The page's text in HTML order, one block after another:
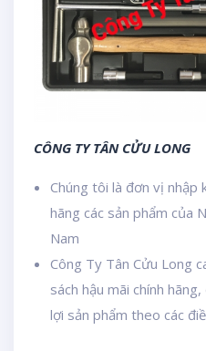
CÔNG TY TÂN CỬU LONG
Chúng tôi là đơn vị nhập
hãng các sản phẩm của
Nam
Công Ty Tân Cửu Long
sách hậu mãi chính
lợi sản phẩm theo các